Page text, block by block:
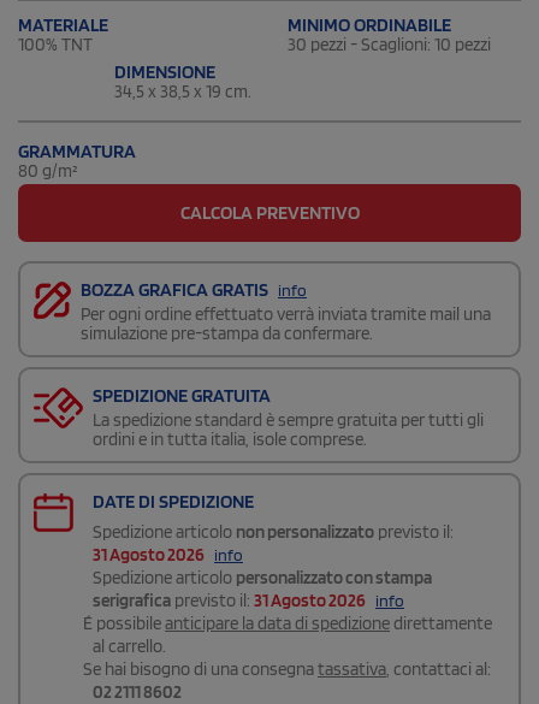
MATERIALE
100% TNT
MINIMO ORDINABILE
30 pezzi - Scaglioni: 10 pezzi
DIMENSIONE
34,5 x 38,5 x 19 cm.
GRAMMATURA
80 g/m²
CALCOLA PREVENTIVO
BOZZA GRAFICA GRATIS info
Per ogni ordine effettuato verrà inviata tramite mail una
simulazione pre-stampa da confermare.
SPEDIZIONE GRATUITA
La spedizione standard è sempre gratuita per tutti gli
ordini e in tutta italia, isole comprese.
DATE DI SPEDIZIONE
Spedizione articolo non personalizzato previsto il:
31 Agosto 2026 info
Spedizione articolo personalizzato con stampa
serigrafica previsto il: 31 Agosto 2026 info
É possibileanticipare la data di spedizionedirettamente
al carrello.
Se hai bisogno di una consegnatassativa, contattaci al:
02 2111 8602